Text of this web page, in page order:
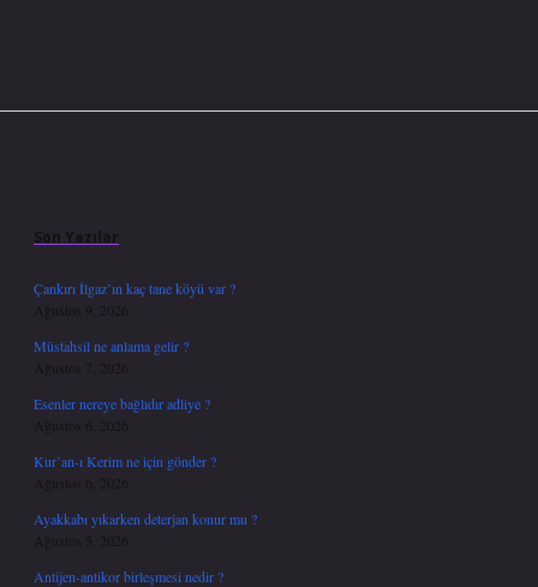
Son Yazılar
Çankırı İlgaz’ın kaç tane köyü var ?
Ağustos 9, 2026
Müstahsil ne anlama gelir ?
Ağustos 7, 2026
Esenler nereye bağlıdır adliye ?
Ağustos 6, 2026
Kur’an-ı Kerim ne için gönder ?
Ağustos 6, 2026
Ayakkabı yıkarken deterjan konur mu ?
Ağustos 5, 2026
Antijen-antikor birleşmesi nedir ?